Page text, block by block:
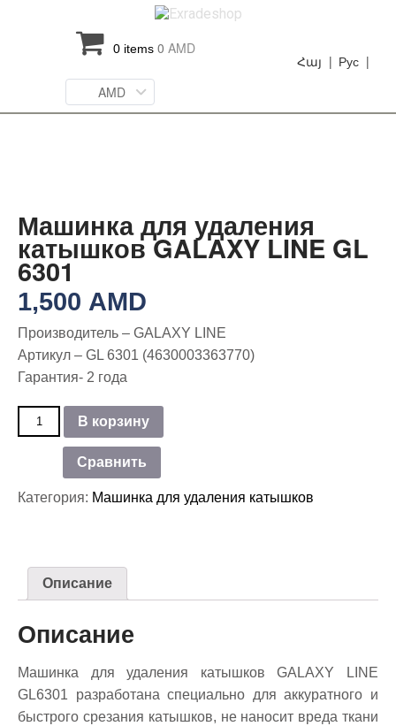
0 items 0 AMD
Рус |
Հայ |
AMD
Машинка для удаления
катышков GALAXY LINE GL
6301
1,500 AMD
Производитель – GALAXY LINE
Артикул – GL 6301 (4630003363770)
Гарантия- 2 года
Количество
Машинка
катышков
6301
В корзину
Сравнить
Категория: Машинка для удаления катышков
Описание
Описание
Машинка для удаления катышков GALAXY LINE
GL6301 разработана специально для аккуратного и
быстрого срезания катышков, не наносит вреда ткани